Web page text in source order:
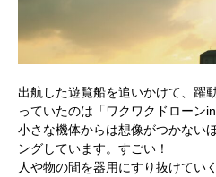
出航した遊覧船を追いかけて、躍
っていたのは「ワクワクドローン
小さな機体からは想像がつかない
ングしています。すごい！
人や物の間を器用にすり抜けてい